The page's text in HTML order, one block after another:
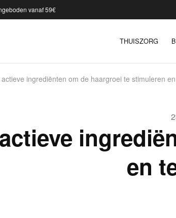
vanaf 59€
THUISZORG
ingrediënten om de haargroei te stimuleren
en